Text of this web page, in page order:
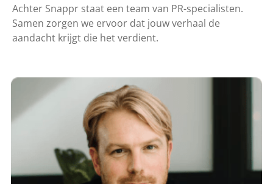
Achter Snappr staat een team van PR-specialisten.
Samen zorgen we ervoor dat jouw verhaal de
aandacht krijgt die het verdient.